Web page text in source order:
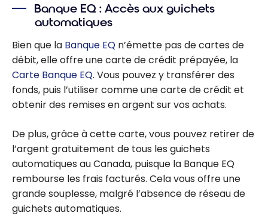
Compte
d’épargne
à préavis
Banque EQ
Banque EQ : Accès aux guichets
automatiques
Bien que la Banque EQ n’émette pas de cartes de
débit, elle offre une carte de crédit prépayée, la
Carte Banque EQ. Vous pouvez y transférer des
fonds, puis l’utiliser comme une carte de crédit et
obtenir des remises en argent sur vos achats.
De plus, grâce à cette carte, vous pouvez retirer de
l’argent gratuitement de tous les guichets
automatiques au Canada, puisque la Banque EQ
rembourse les frais facturés. Cela vous offre une
grande souplesse, malgré l’absence de réseau de
guichets automatiques.